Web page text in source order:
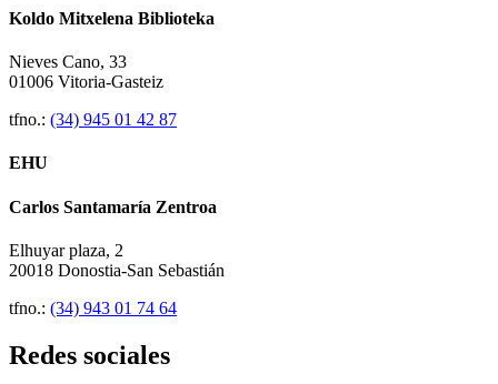
Koldo Mitxelena Biblioteka
Nieves Cano, 33
01006 Vitoria-Gasteiz
tfno.: (34) 945 01 42 87
EHU
Carlos Santamaría Zentroa
Elhuyar plaza, 2
20018 Donostia-San Sebastián
tfno.: (34) 943 01 74 64
Redes sociales